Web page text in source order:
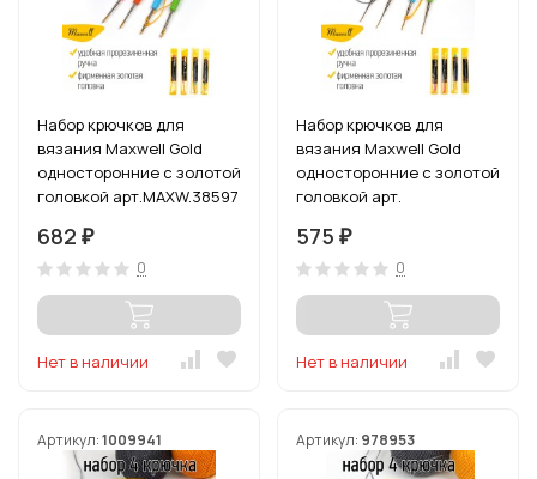
Набор крючков для
вязания Maxwell Gold
односторонние с золотой
головкой арт.MAXW.38597
мм)
682 ₽
0
Нет в наличии
Набор крючков для
вязания Maxwell Gold
односторонние с золотой
головкой арт.
мм/ 1.0 мм/ 1.2 мм)
575 ₽
0
Нет в наличии
Артикул:1009941 Артикул: 978953